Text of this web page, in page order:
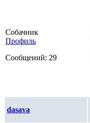
Собачник
Профиль
Сообщений: 29
dasava